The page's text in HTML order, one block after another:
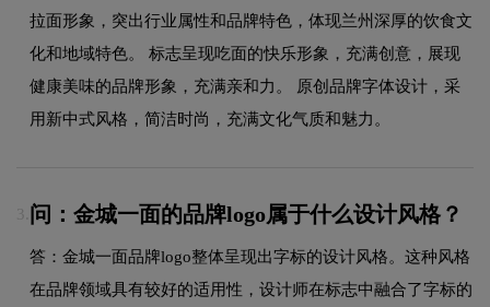
拉面形象，突出行业属性和品牌特色，体现兰州深厚的饮食文
化和地域特色。 标志呈现吃面的快乐形象，充满创意，展现
健康美味的品牌形象，充满亲和力。 原创品牌字体设计，采
用新中式风格，简洁时尚，充满文化气质和魅力。
3. 问：金城一面的品牌logo属于什么设计风格？
答：金城一面品牌logo整体呈现出字标的设计风格。这种风格
在品牌领域具有较好的适用性，设计师在标志中融合了字标的